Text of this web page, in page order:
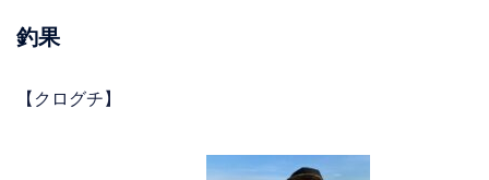
釣果
【クログチ】